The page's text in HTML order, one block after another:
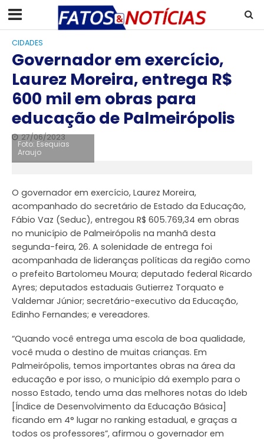
CIDADES
Governador em exercício,
Laurez Moreira, entrega R$
600 mil em obras para
educação de Palmeirópolis
27/06/2023
Foto: Esequias
Araujo
O governador em exercício, Laurez Moreira,
acompanhado do secretário de Estado da Educação,
Fábio Vaz (Seduc), entregou R$ 605.769,34 em obras
no município de Palmeirópolis na manhã desta
segunda-feira, 26. A solenidade de entrega foi
acompanhada de lideranças políticas da região como
o prefeito Bartolomeu Moura; deputado federal Ricardo
Ayres; deputados estaduais Gutierrez Torquato e
Valdemar Júnior; secretário-executivo da Educação,
Edinho Fernandes; e vereadores.
“Quando você entrega uma escola de boa qualidade,
você muda o destino de muitas crianças. Em
Palmeirópolis, temos importantes obras na área da
educação e por isso, o município dá exemplo para o
nosso Estado, tendo uma das melhores notas do Ideb
[Índice de Desenvolvimento da Educação Básica]
ficando em 4° lugar no ranking estadual, e graças a
todos os professores”, afirmou o governador em